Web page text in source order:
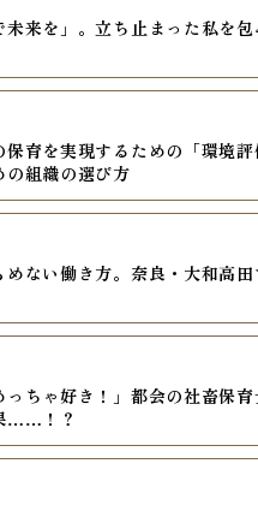
未来を」。立ち止まった私を
保育を実現するための「環境
の組織の選び方
ない働き方。奈良・大和高
っちゃ好き！」都会の社畜保
……！？